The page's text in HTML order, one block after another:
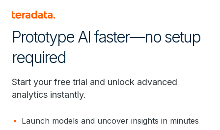
Prototype AI faster—no setup
required
Start your free trial and unlock advanced
analytics instantly.
Launch models and uncover insights in minutes